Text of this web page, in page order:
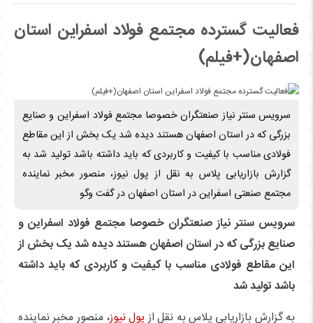
فعالیت گسترده مجتمع فولاد اسفراین استان
اصفهان(+فیلم)
سرویس سنتر نیاز صنعتگران خصوصا مجتمع فولاد اسفراین و صنایع
بزرگی که در استان اصفهان هستند دیده شد یک بخش از این مقاطع
فولادی مناسب با کیفیت و کاربردی که باید داشته باشد تولید شد به
گزارش بازاریابی پلاس به نقل از پول نیوز، منصور مخبر نماینده
مجتمع صنعتی اسفراین در استان اصفهان در گفت وگو
سرویس سنتر نیاز صنعتگران خصوصا مجتمع فولاد اسفراین و
صنایع بزرگی که در استان اصفهان هستند دیده شد یک بخش از
این مقاطع فولادی مناسب با کیفیت و کاربردی که باید داشته
باشد تولید شد
به گزارش بازاریابی پلاس به نقل ازپول نیوز، منصور مخبر نماینده